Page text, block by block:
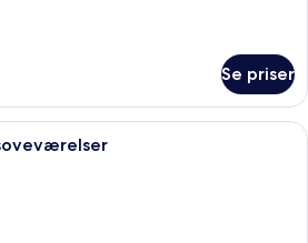
Se priser
Et hotelværelse med seng,